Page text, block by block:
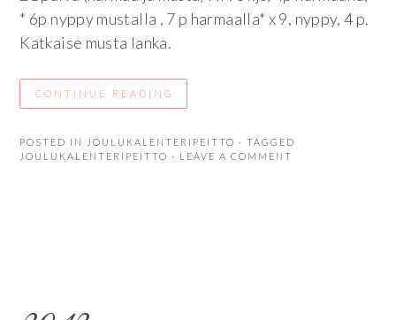
* 6p nyppy mustalla , 7 p harmaalla* x 9, nyppy, 4 p.
Katkaise musta lanka.
CONTINUE READING
POSTED IN JOULUKALENTERIPEITTO · TAGGED
JOULUKALENTERIPEITTO · LEAVE A COMMENT